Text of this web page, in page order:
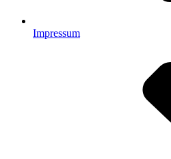
Impressum